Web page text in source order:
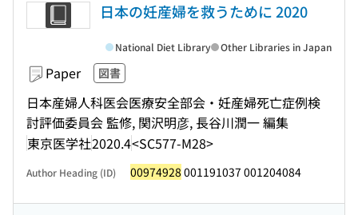
日本の妊産婦を救うために 2020
Paper 図書
日本産婦人科医会医療安全部会・妊産婦死亡症例検
討評価委員会 監修, 関沢明彦, 長谷川潤一 編集
東京医学社2020.4<SC577-M28>
National Diet Library Other Libraries in Japan
Author Heading (ID) 00974928 001191037 001204084